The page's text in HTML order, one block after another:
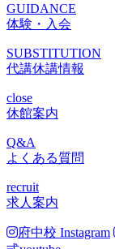
GUIDANCE
体験・入会
SUBSTITUTION
代講休講情報
close
休館案内
Q&A
よくある質問
recruit
求人案内
府中校 Instagram